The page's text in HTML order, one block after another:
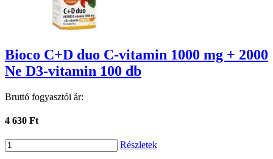
Bioco C+D duo C-vitamin 1000 mg + 2000
Ne D3-vitamin 100 db
Bruttó fogyasztói ár:
4 630 Ft
Részletek